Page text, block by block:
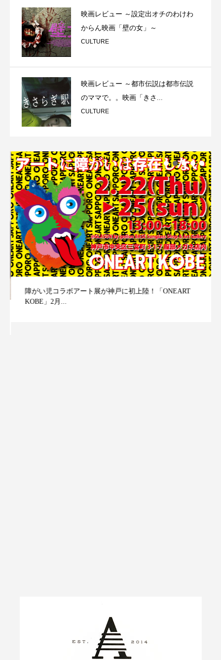
映画レビュー ～設定出オチのわけわ
からん映画「壁の女」～
CULTURE
映画レビュー ～都市伝説は都市伝説
のママで。。映画「きさ...
CULTURE
障がい児コラボアート展が神戸に初上陸！「ONEART
KOBE」2月...